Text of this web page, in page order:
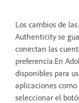
Los cambios de
Authenticity se
conectan las
preferencia.En
disponibles para
aplicaciones
seleccionar el